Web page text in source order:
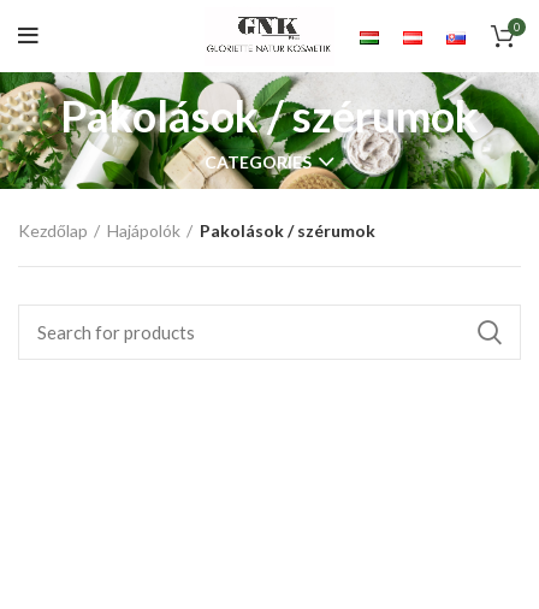
0
Pakolások / szérumok
CATEGORIES
Kezdőlap Hajápolók Pakolások / szérumok